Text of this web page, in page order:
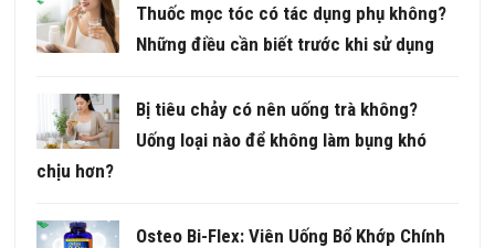
Thuốc mọc tóc có tác dụng phụ không?
Những điều cần biết trước khi sử dụng
Bị tiêu chảy có nên uống trà không?
Uống loại nào để không làm bụng khó
chịu hơn?
Osteo Bi-Flex: Viên Uống Bổ Khớp Chính